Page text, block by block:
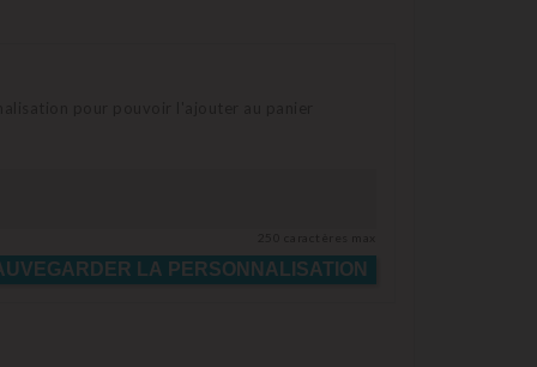
LA PERSONNALISATION